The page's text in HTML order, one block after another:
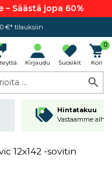
Säästä jopa 60%
€* tilauksiin
Kirjaudu Suosikit
0
Kori
...
Hintatakuu
Vastaamme
12x142 -sovitin